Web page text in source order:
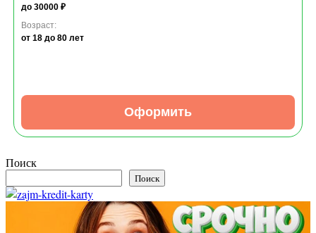
до 30000 ₽
Возраст:
от 18 до 80 лет
Оформить
Поиск
Поиск